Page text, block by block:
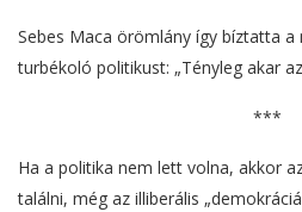
Sebes Maca örömlány így bíztatta
turbékoló politikust: „Tényleg akar
***
Ha a politika nem lett volna, akkor
találni, még az illiberális